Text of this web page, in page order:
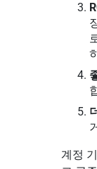
계정